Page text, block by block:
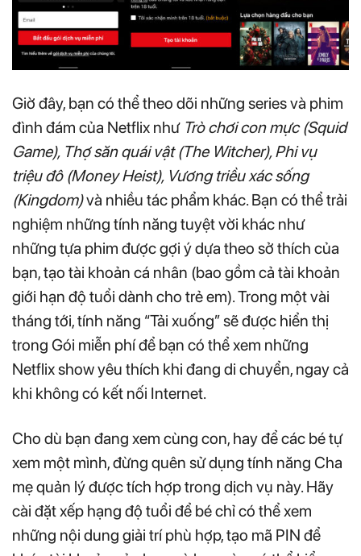
Giờ đây, bạn có thể theo dõi những series và phim
đình đám của Netflix như Trò chơi con mực (Squid
Game), Thợ săn quái vật (The Witcher), Phi vụ
triệu đô (Money Heist), Vương triều xác sống
(Kingdom)và nhiều tác phẩm khác. Bạn có thể trải
nghiệm những tính năng tuyệt vời khác như
những tựa phim được gợi ý dựa theo sở thích của
bạn, tạo tài khoản cá nhân (bao gồm cả tài khoản
giới hạn độ tuổi dành cho trẻ em). Trong một vài
tháng tới, tính năng “Tải xuống” sẽ được hiển thị
trong Gói miễn phí để bạn có thể xem những
Netflix show yêu thích khi đang di chuyển, ngay cả
khi không có kết nối Internet.
Cho dù bạn đang xem cùng con, hay để các bé tự
xem một mình, đừng quên sử dụng tính năng Cha
mẹ quản lý được tích hợp trong dịch vụ này. Hãy
cài đặt xếp hạng độ tuổi để bé chỉ có thể xem
những nội dung giải trí phù hợp, tạo mã PIN để